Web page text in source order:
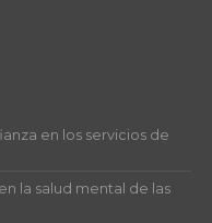
en los servicios de
la salud mental de las